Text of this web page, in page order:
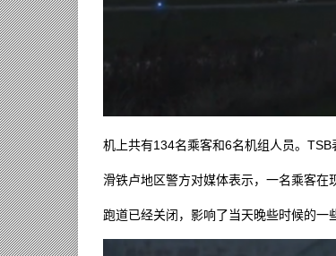
机上共有134名乘客和6名机组人员。TSB
滑铁卢地区警方对媒体表示，一名乘客在
跑道已经关闭，影响了当天晚些时候的一